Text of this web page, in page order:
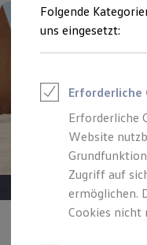
Leasing
Leasing-
Leasing
Finanzierung
Kfz-
Garantien
Folgende
uns eingesetzt:
Erforderliche
Erforderliche
Website
Zugriff auf
ermöglichen.
Cookies